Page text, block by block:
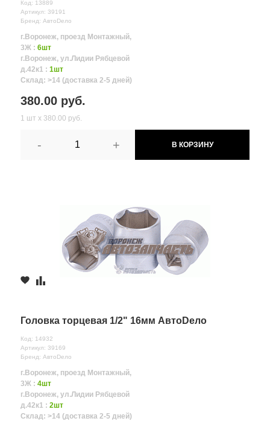
Код: 13889
Артикул: 39191
Бренд: АвтоDело
г.Воронеж, проезд Монтажный,
3Ж : 6шт
г.Воронеж, ул.Лидии Рябцевой
д.42к1 : 1шт
Склад: >14 (доставка 2-5 дней)
380.00 руб.
1 шт х 380.00 руб.
- + В КОРЗИНУ
Головка торцевая 1/2" 16мм АвтоDело
Код: 14932
Артикул: 39169
Бренд: АвтоDело
г.Воронеж, проезд Монтажный,
3Ж : 4шт
г.Воронеж, ул.Лидии Рябцевой
д.42к1 : 2шт
Склад: >14 (доставка 2-5 дней)